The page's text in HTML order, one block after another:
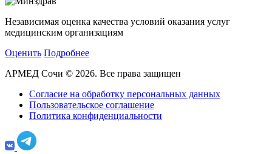
Независимая оценка качества условий оказания услуг
медицинским организациям
Оценить Подробнее
АРМЕД Сочи © 2026. Все права защищен
Согласие на обработку персональных данных
Пользовательское соглашение
Политика конфиденциальности